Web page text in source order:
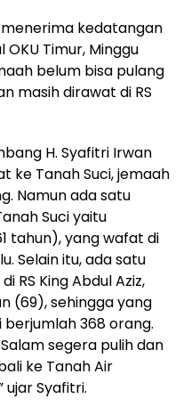
kedatangan
Timur, Minggu
belum bisa pulang
masih dirawat di RS
H. Syafitri Irwan
ke Tanah Suci, jemaah
Namun ada satu
Suci yaitu
tahun), yang wafat di
Selain itu, ada satu
RS King Abdul Aziz,
(69), sehingga yang
berjumlah 368 orang.
segera pulih dan
ke Tanah Air
Syafitri.